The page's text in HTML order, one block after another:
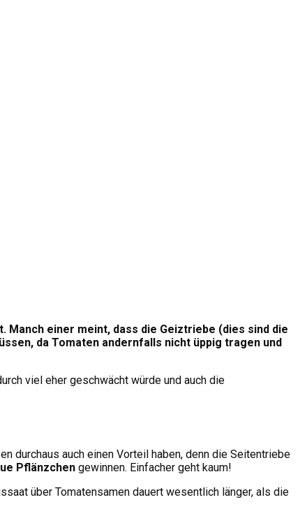
einer meint, dass die Geiztriebe (dies sind die
da Tomaten andernfalls nicht üppig tragen und
viel eher geschwächt würde und auch die
durchaus auch einen Vorteil haben, denn die Seitentriebe
Pflänzchen gewinnen. Einfacher geht kaum!
über Tomatensamen dauert wesentlich länger, als die